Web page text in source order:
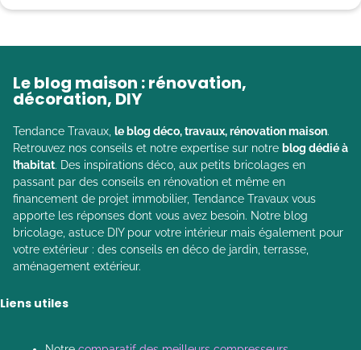
Le blog maison : rénovation,
décoration, DIY
Tendance Travaux, le blog déco, travaux, rénovation maison.
Retrouvez nos conseils et notre expertise sur notre blog dédié à
l’habitat. Des inspirations déco, aux petits bricolages en
passant par des conseils en rénovation et même en
financement de projet immobilier, Tendance Travaux vous
apporte les réponses dont vous avez besoin. Notre blog
bricolage, astuce DIY pour votre intérieur mais également pour
votre extérieur : des conseils en déco de jardin, terrasse,
aménagement extérieur.
Liens utiles